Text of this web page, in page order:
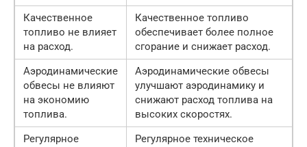
Качественное
топливо не влияет
на расход.
Качественное топливо
обеспечивает более полное
сгорание и снижает расход.
Аэродинамические
обвесы не влияют
на экономию
топлива.
Аэродинамические обвесы
улучшают аэродинамику и
снижают расход топлива на
высоких скоростях.
Регулярное
Регулярное техническое